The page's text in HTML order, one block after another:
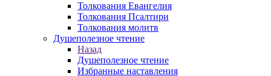
Толкования Евангелия
Толкования Псалтири
Толкования молитв
Душеполезное чтение
Назад
Душеполезное чтение
Избранные наставления